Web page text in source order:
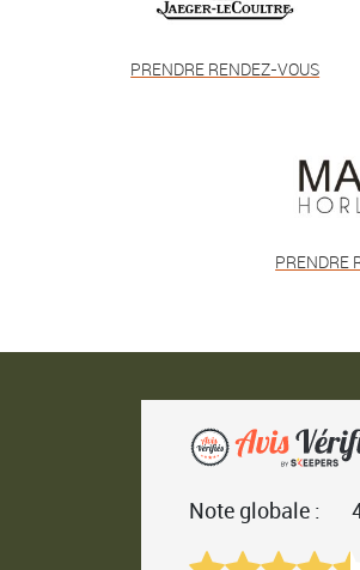
PRENDRE RENDEZ-VOUS
PRENDRE
Note globale :